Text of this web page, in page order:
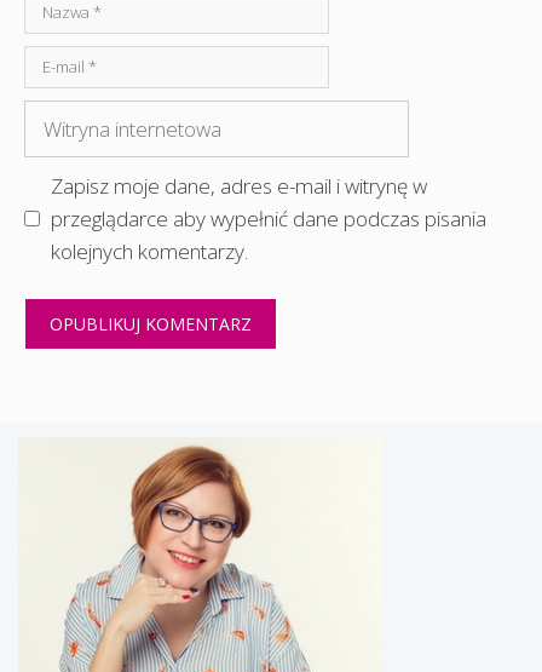
Nazwa
mail
internetowa
Zapisz moje dane, adres e-mail i witrynę w
przeglądarce aby wypełnić dane podczas pisania
kolejnych komentarzy.